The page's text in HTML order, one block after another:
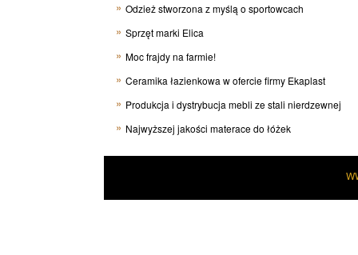
Odzież stworzona z myślą o sportowcach
Sprzęt marki Elica
Moc frajdy na farmie!
Ceramika łazienkowa w ofercie firmy Ekaplast
Produkcja i dystrybucja mebli ze stali nierdzewnej
Najwyższej jakości materace do łóżek